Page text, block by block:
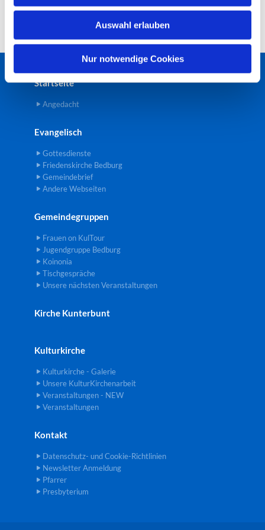
l
Auswahl erlauben
Nur notwendige Cookies
Startseite
Angedacht
Evangelisch
Gottesdienste
Friedenskirche Bedburg
Gemeindebrief
Andere Webseiten
Gemeindegruppen
Frauen on KulTour
Jugendgruppe Bedburg
Koinonia
Tischgespräche
Unsere nächsten Veranstaltungen
Kirche Kunterbunt
Kulturkirche
Kulturkirche - Galerie
Unsere KulturKirchenarbeit
Veranstaltungen - NEW
Veranstaltungen
Kontakt
Datenschutz- und Cookie-Richtlinien
Newsletter Anmeldung
Pfarrer
Presbyterium